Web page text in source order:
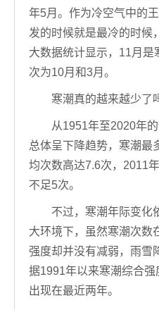
年5月。作为冷空气中的
发的时候就是最冷的时候
大数据统计显示，11月是
次为10月和3月。
寒潮真的越来越少了
从1951年至2020年
总体呈下降趋势，寒潮最
均次数高达7.6次，2011
不足5次。
不过，寒潮年际变化
大环境下，虽然寒潮次数
强度却并没有减弱，雨雪
据1991年以来寒潮综合
出现在最近两年。